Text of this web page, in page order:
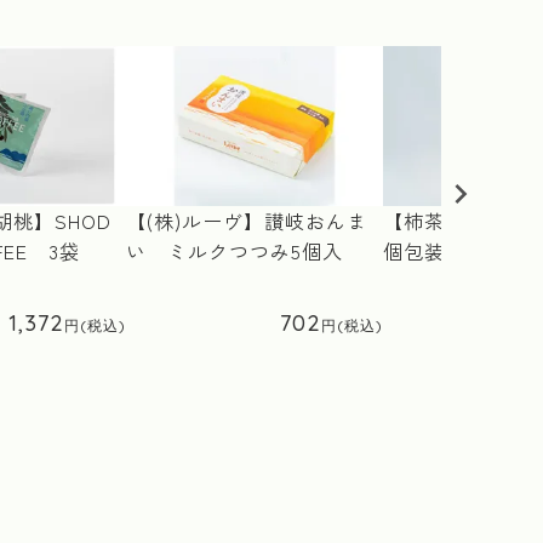
】SHOD
3袋
1,372
【(株)ルーヴ】讃岐おんま
い ミルクつつみ5個入
702
【柿茶本舗(有)
個包装 5個入り